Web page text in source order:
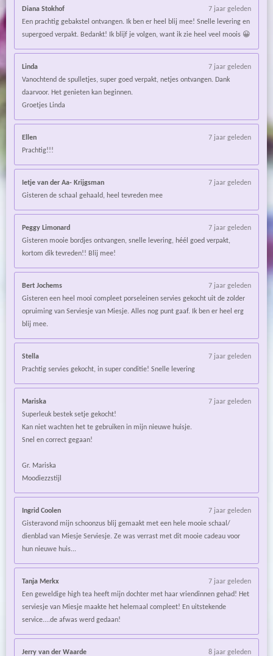
Diana Stokhof
7 jaar geleden
Een prachtig gebakstel ontvangen. Ik ben er heel blij mee! Snelle levering en
supergoed verpakt. Bedankt! Ik blijf je volgen, want ik zie heel veel moois 😀
Linda
7 jaar geleden
Vanochtend de spulletjes, super goed verpakt, netjes ontvangen. Dank
daarvoor. Het genieten kan beginnen.
Groetjes Linda
Ellen
7 jaar geleden
Prachtig!!!
Ietje van der Aa- Krijgsman
7 jaar geleden
Gisteren de schaal gehaald, heel tevreden mee
Peggy Limonard
7 jaar geleden
Gisteren mooie bordjes ontvangen, snelle levering, héél goed verpakt,
kortom dik tevreden!! Blij mee!
Bert Jochems
7 jaar geleden
Gisteren een heel mooi compleet porseleinen servies gekocht uit de zolder
opruiming van Serviesje van Miesje. Alles nog punt gaaf. Ik ben er heel erg
blij mee.
Stella
7 jaar geleden
Prachtig servies gekocht, in super conditie! Snelle levering
Mariska
7 jaar geleden
Superleuk bestek setje gekocht!
Kan niet wachten het te gebruiken in mijn nieuwe huisje.
Snel en correct gegaan!
Gr. Mariska
Moodiezzstijl
Ingrid Coolen
7 jaar geleden
Gisteravond mijn schoonzus blij gemaakt met een hele mooie schaal/
dienblad van Miesje Serviesje. Ze was verrast met dit mooie cadeau voor
hun nieuwe huis...
Tanja Merkx
7 jaar geleden
Een geweldige high tea heeft mijn dochter met haar vriendinnen gehad! Het
serviesje van Miesje maakte het helemaal compleet! En uitstekende
service....de afwas werd gedaan!
Jerry van der Waarde 8 jaar geleden